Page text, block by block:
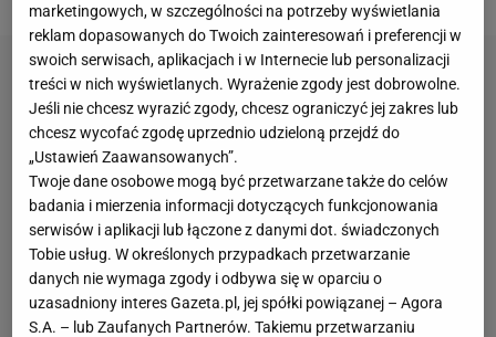
marketingowych, w szczególności na potrzeby wyświetlania
reklam dopasowanych do Twoich zainteresowań i preferencji w
swoich serwisach, aplikacjach i w Internecie lub personalizacji
treści w nich wyświetlanych. Wyrażenie zgody jest dobrowolne.
Jeśli nie chcesz wyrazić zgody, chcesz ograniczyć jej zakres lub
chcesz wycofać zgodę uprzednio udzieloną przejdź do
„Ustawień Zaawansowanych”.
Twoje dane osobowe mogą być przetwarzane także do celów
badania i mierzenia informacji dotyczących funkcjonowania
serwisów i aplikacji lub łączone z danymi dot. świadczonych
Tobie usług. W określonych przypadkach przetwarzanie
danych nie wymaga zgody i odbywa się w oparciu o
uzasadniony interes Gazeta.pl, jej spółki powiązanej – Agora
S.A. – lub Zaufanych Partnerów. Takiemu przetwarzaniu